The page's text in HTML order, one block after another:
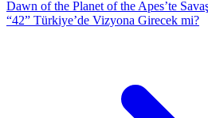
Dawn of the Planet of the Apes’te
“42” Türkiye’de Vizyona Girecek mi?